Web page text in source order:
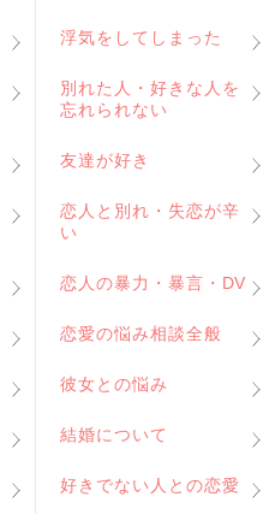
浮気をしてしまった
別れた人・好きな人を
忘れられない
友達が好き
恋人と別れ・失恋が辛
い
恋人の暴力・暴言・DV
恋愛の悩み相談全般
彼女との悩み
結婚について
好きでない人との恋愛